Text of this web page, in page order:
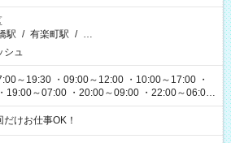
駅 / 有楽町駅 / …
シュ
～19:30 ・09:00～12:00 ・10:00～17:00 ・
19:00～07:00 ・20:00～09:00 ・22:00～06:00
は けお仕事OK！